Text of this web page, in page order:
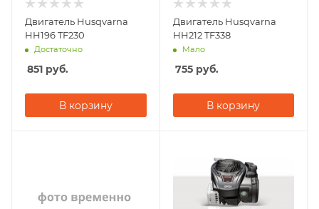
Двигатель Husqvarna
HH196 TF230
Достаточно
851 руб.
В корзину
Двигатель Husqvarna
HH212 TF338
Мало
755руб.
В корзину